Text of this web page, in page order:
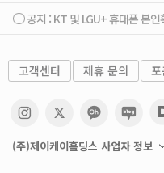
공지 : KT 및 LGU+ 휴대폰 본
고객센터 제휴 문의
(주)제이케이홀딩스 사업자 정보